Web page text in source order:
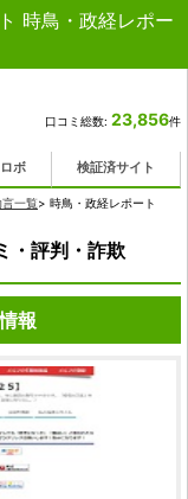
時鳥・政経レポー
口コミ総数: 23,856件
ボ 検証済サイト
一覧> 時鳥・政経レポート
・評判・詐欺
報